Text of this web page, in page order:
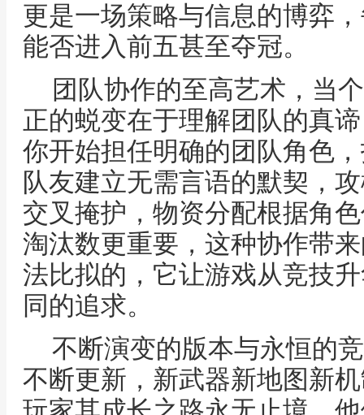
更是一场策略与信息的博弈
能否进入前五甚至夺冠。
团队协作的至高艺术，当
正的蜕变在于理解团队的真
你开始担任明确的团队角色
队友建立无需言语的默契，
交叉掩护，物资分配根据角
淘汰数更重要，这种协作带
法比拟的，它让游戏从竞技
同的追求。
不断演变的版本与永恒的
不断更新，新武器新地图新